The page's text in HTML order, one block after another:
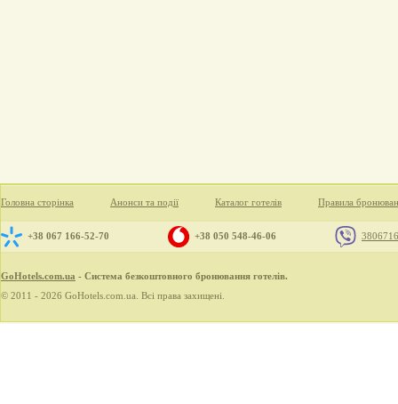
Головна сторінка Анонси та події Каталог готелів Правила
+38 067 166-52-70 +38 050 548-46-06
GoHotels.com.ua - Система безкоштовного бронювання готелів.
© 2011 - 2026 GoHotels.com.ua. Всі права захищені.